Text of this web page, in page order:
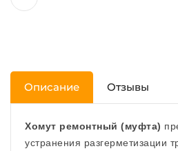
Описание Отзывы
Хомут ремонтный (муфта)
устранения разгерметизации